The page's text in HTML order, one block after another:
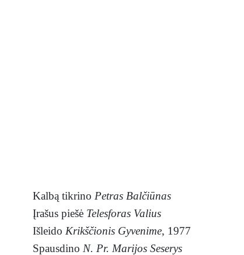
Kalbą tikrino Petras Balčiūnas
Įrašus piešė Telesforas Valius
Išleido Krikščionis Gyvenime, 1977
Spausdino N. Pr. Marijos Seserys